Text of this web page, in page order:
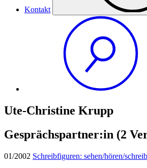
Kontakt
Ute-Christine Krupp
Gesprächspartner:in (2
01/2002 Schreibfiguren: sehen/hören/